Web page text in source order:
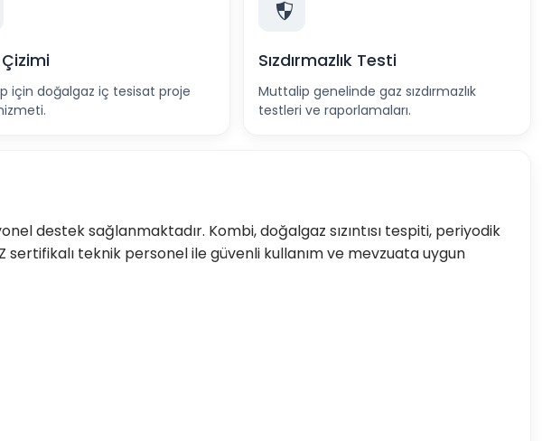
için doğalgaz iç tesisat proje
Sızdırmazlık Testi
Muttalip genelinde gaz sızdırmazlık
testleri ve raporlamaları.
destek sağlanmaktadır. Kombi, doğalgaz sızıntısı tespiti, periyodik
teknik personel ile güvenli kullanım ve mevzuata uygun